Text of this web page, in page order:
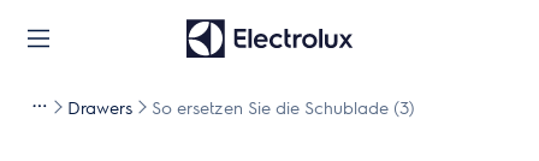
Drawers So ersetzen Sie die Schublade (3)